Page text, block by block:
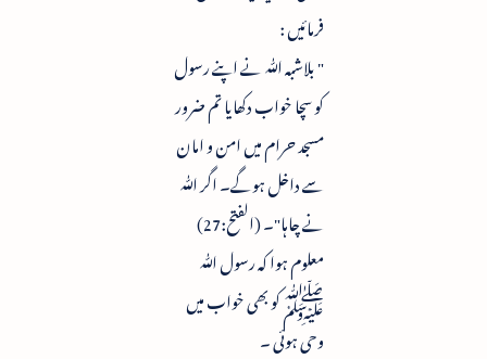
فرمائیں :
" بلاشبہ ﷲ نے اپنے رسول
کو سچا خواب دکھایا تم ضرور
مسجد حرام میں امن و امان
سے داخل ہوگے۔ اگر ﷲ
نے چاہا"۔ (الفتح:27)
معلوم ہوا کہ رسول ﷲ
ﷺ کو بھی خواب میں
وحی ہوئی ۔